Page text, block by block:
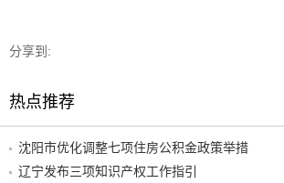
分享到:
热点推荐
沈阳市优化调整七项住房公积金政策举措
辽宁发布三项知识产权工作指引